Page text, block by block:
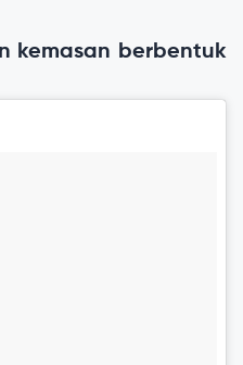
kemasan berbentuk